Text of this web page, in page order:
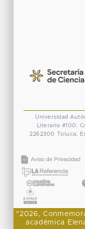
Universidad
Literario #100.
2262300 Toluca,
"2026,
académica